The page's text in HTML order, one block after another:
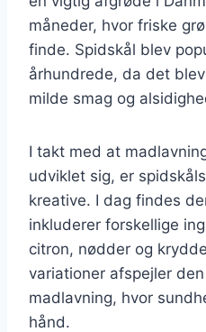
måneder, hvor friske
finde. Spidskål blev
århundrede, da det
milde smag og
I takt med at
udviklet sig, er
kreative. I dag findes
inkluderer forskellige
citron, nødder og
variationer afspejler
madlavning, hvor
hånd.